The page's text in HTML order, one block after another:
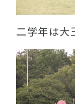
二学年は大